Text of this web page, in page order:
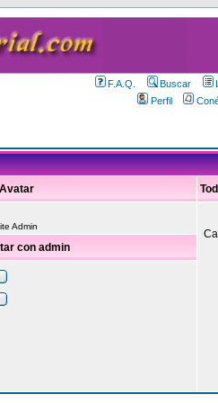
F.A.Q. Buscar
Perfil
Avatar
Admin
con admin